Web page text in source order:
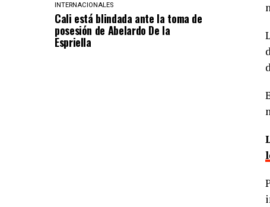
INTERNACIONALES
Cali está blindada ante la toma de
posesión de Abelardo De la
Espriella